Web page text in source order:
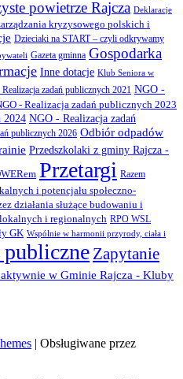
powietrze Rajcza Deklaracje
kryzysowego polskich i
Dzieciaki na START – czyli odkrywamy
Gazeta gminna Gospodarka
Inne dotacje Klub Seniora w
zadań publicznych 2021 NGO -
- Realizacja zadań publicznych 2023
2024 NGO - Realizacja zadań
publicznych 2026 Odbiór odpadów
Przedszkolaki z gminy Rajcza -
Przetargi Razem
i potencjału społeczno-
działania służące budowaniu i
i regionalnych RPO WSL
GK Wspólnie w harmonii przyrody, ciała i
Zapytanie
aktywnie w Gminie Rajcza - Kluby
| Obsługiwane przez